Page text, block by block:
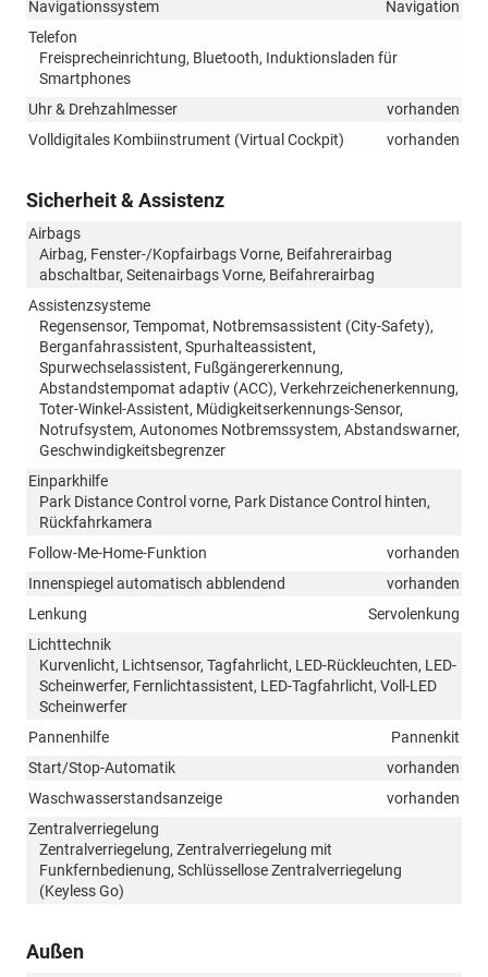
Navigationssystem
Navigation
Telefon
Freisprecheinrichtung, Bluetooth, Induktionsladen für
Smartphones
Uhr & Drehzahlmesser
vorhanden
Volldigitales Kombiinstrument (Virtual Cockpit)
vorhanden
Sicherheit & Assistenz
Airbags
Airbag, Fenster-/Kopfairbags Vorne, Beifahrerairbag
abschaltbar, Seitenairbags Vorne, Beifahrerairbag
Assistenzsysteme
Regensensor, Tempomat, Notbremsassistent (City-Safety),
Berganfahrassistent, Spurhalteassistent,
Spurwechselassistent, Fußgängererkennung,
Abstandstempomat adaptiv (ACC), Verkehrzeichenerkennung,
Toter-Winkel-Assistent, Müdigkeitserkennungs-Sensor,
Notrufsystem, Autonomes Notbremssystem, Abstandswarner,
Geschwindigkeitsbegrenzer
Einparkhilfe
Park Distance Control vorne, Park Distance Control hinten,
Rückfahrkamera
Follow-Me-Home-Funktion
vorhanden
Innenspiegel automatisch abblendend
vorhanden
Lenkung
Servolenkung
Lichttechnik
Kurvenlicht, Lichtsensor, Tagfahrlicht, LED-Rückleuchten, LED-
Scheinwerfer, Fernlichtassistent, LED-Tagfahrlicht, Voll-LED
Scheinwerfer
Pannenhilfe
Pannenkit
Start/Stop-Automatik
vorhanden
Waschwasserstandsanzeige
vorhanden
Zentralverriegelung
Zentralverriegelung, Zentralverriegelung mit
Funkfernbedienung, Schlüssellose Zentralverriegelung
(Keyless Go)
Außen